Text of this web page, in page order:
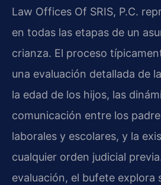
Law Offices Of SRIS, P.C.
en todas las etapas de un
crianza. El proceso
una evaluación detallada de
la edad de los hijos, las
comunicación entre los
laborales y escolares, y la
cualquier orden judicial
evaluación, el bufete explora